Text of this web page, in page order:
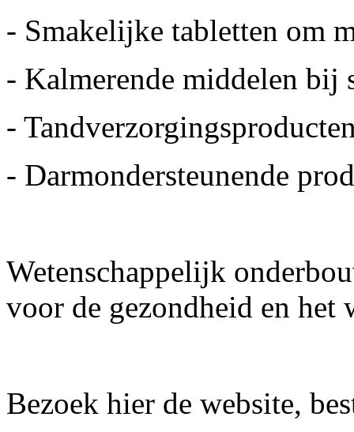
- Smakelijke tabletten om
- Kalmerende middelen bij
-
- Darmondersteunende
Wetenschappelijk
voor de gezondheid en
Bezoek hier de website,